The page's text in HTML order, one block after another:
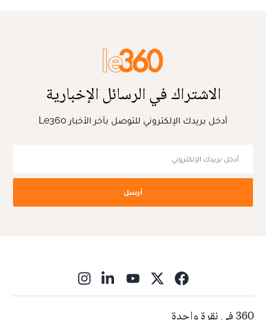
الاشتراك في الرسائل الإخبارية
أدخل بريدك الإلكتروني للتوصل بآخر الأخبار Le360
أرسل
360 في نقرة واحدة